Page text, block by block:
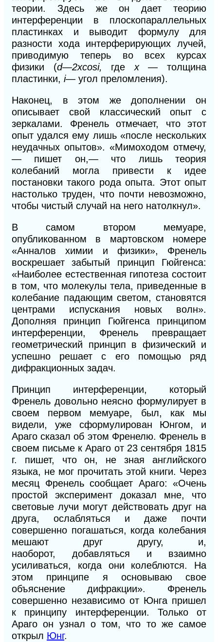
теории. Здесь же он дает теорию
интерференции в плоскопараллельных
пластинках и выводит формулу для
разности хода интерферирующих лучей,
приводимую теперь во всех курсах
физики (d—2xcosi, гдех— толщина
пластинки, i— угол преломления).
Наконец, в этом же дополнении он
описывает свой классический опыт с
зеркалами. Френель отмечает, что этот
опыт удался ему лишь «после нескольких
неудачных опытов». «Мимоходом отмечу,
— пишет он,— что лишь теория
колебаний могла привести к идее
постановки такого рода опыта. Этот опыт
настолько труден, что почти невозможно,
чтобы чистый случай на него натолкнул».
В самом втором мемуаре,
опубликованном в мартовском номере
«Анналов химии и физики», Френель
воскрешает забытый принцип Гюйгенса:
«Наиболее естественная гипотеза состоит
в том, что молекулы тела, приведенные в
колебание падающим светом, становятся
центрами испускания новых волн».
Дополняя принцип Гюйгенса принципом
интерференции, Френель превращает
геометрический принцип в физический и
успешно решает с его помощью ряд
дифракционных задач.
Принцип интерференции, который
Френель довольно неясно формулирует в
своем первом мемуаре, был, как мы
видели, уже сформулирован Юнгом, и
Араго сказал об этом Френелю. Френель в
своем письме к Араго от 23 сентября 1815
г. пишет, что он, не зная английского
языка, не мог прочитать этой книги. Через
месяц Френель сообщает Араго: «Очень
простойэксперимент доказал мне, что
световыелучи могут действовать друг на
друга, ослабляться и даже почти
совершенно погашаться, когда колебания
мешают друг другу, и,
наоборот, добавляться и взаимно
усиливаться, когда они колеблются. На
этом принципе я основываю свое
объяснение дифракции». Френель
совершенно независимо от Юнга пришел
к принципу интерференции. Только от
Араго он узнал о том, что то же самое
открыл Юнг.